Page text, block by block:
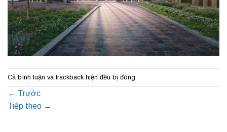
Cả bình luận và trackback hiện đều bị đóng.
← Trước
Tiếp theo →